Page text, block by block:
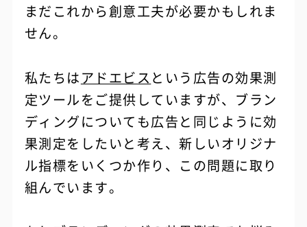
まだこれから創意工夫が必要かもしれま
せん。
私たちはアドエビス という広告の効果測
定ツールをご提供していますが、ブラン
ディングについても広告と同じように効
果測定をしたいと考え、新しいオリジナ
ル指標をいくつか作り、この問題に取り
組んでいます。